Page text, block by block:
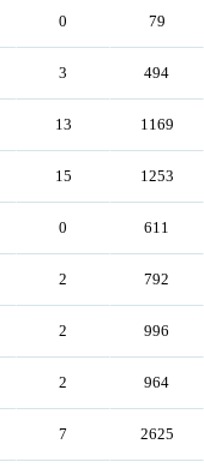
0 79
3 494
13 1169
15 1253
0 611
2 792
2 996
2 964
7 2625